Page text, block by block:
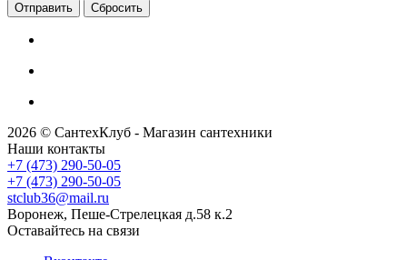
Сбросить
2026 © СантехКлуб - Магазин сантехники
Наши контакты
+7 (473) 290-50-05
+7 (473) 290-50-05
stclub36@mail.ru
Воронеж, Пеше-Стрелецкая д.58 к.2
Оставайтесь на связи